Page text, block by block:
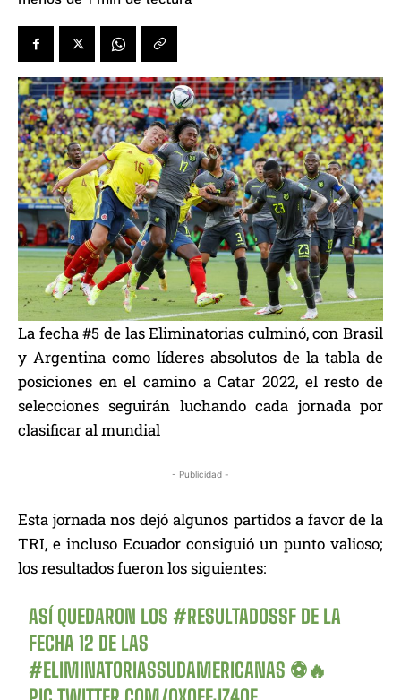
La fecha #5 de las Eliminatorias culminó, con Brasil
y Argentina como líderes absolutos de la tabla de
posiciones en el camino a Catar 2022, el resto de
selecciones seguirán luchando cada jornada por
clasificar al mundial
- Publicidad -
Esta jornada nos dejó algunos partidos a favor de la
TRI, e incluso Ecuador consiguió un punto valioso;
los resultados fueron los siguientes:
ASÍ QUEDARON LOS#RESULTADOSSF DE LA
FECHA 12 DE LAS
#ELIMINATORIASSUDAMERICANAS ⚽️🔥